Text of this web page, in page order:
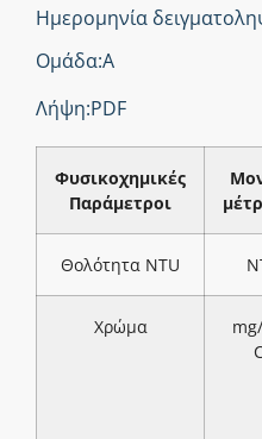
Ημερομηνία
Ομάδα:Α
Λήψη:PDF
Φυσικοχημικές
Παράμετροι
Θολότητα NTU
Χρώμα